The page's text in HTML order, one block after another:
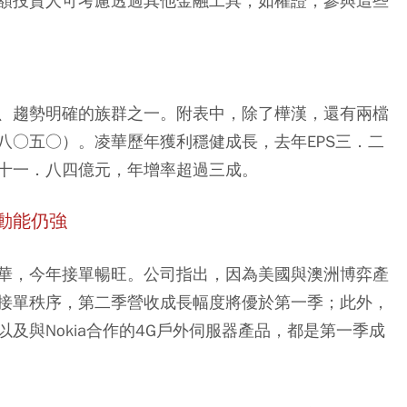
趨勢明確的族群之一。附表中，除了樺漢，還有兩檔
○五○）。凌華歷年獲利穩健成長，去年EPS三．二
．八四億元，年增率超過三成。
能仍強
，今年接單暢旺。公司指出，因為美國與澳洲博弈產
秩序，第二季營收成長幅度將優於第一季；此外，
及與Nokia合作的4G戶外伺服器產品，都是第一季成